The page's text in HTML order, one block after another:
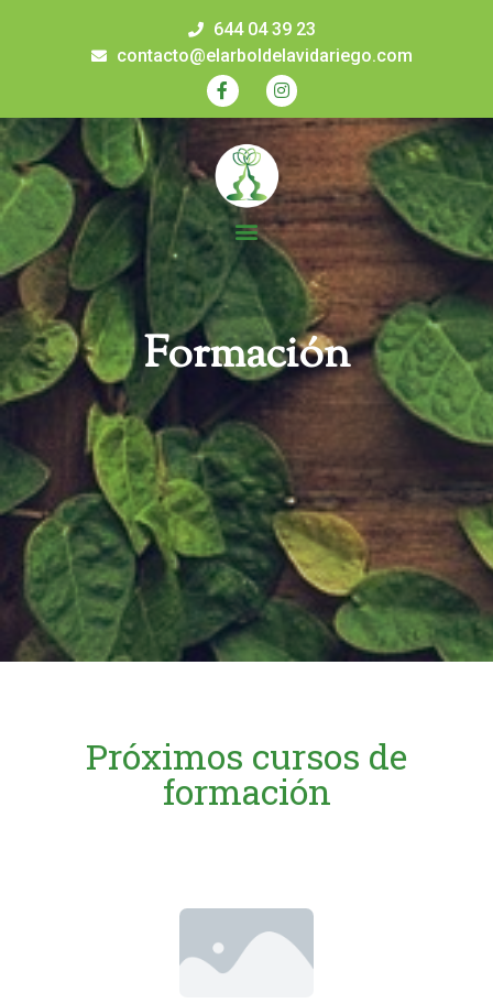
644 04 39 23
contacto@elarboldelavidariego.com
Formación
Próximos cursos de
formación